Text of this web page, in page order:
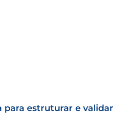
para estruturar e validar